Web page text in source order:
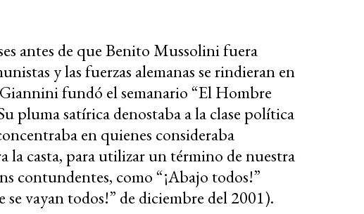
antes de que Benito Mussolini fuera
y las fuerzas alemanas se rindieran en
fundó el semanario “El Hombre
pluma satírica denostaba a la clase política
en quienes consideraba
la casta, para utilizar un término de nuestra
contundentes, como “¡Abajo todos!”
se vayan todos!” de diciembre del 2001).